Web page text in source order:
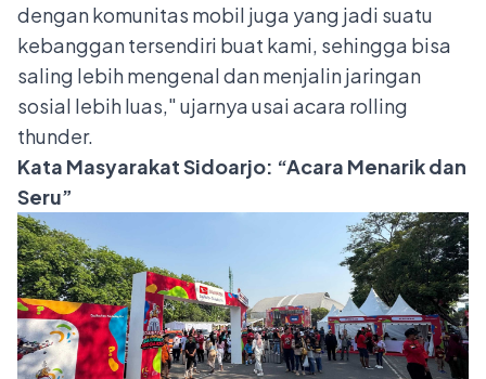
dengan komunitas mobil juga yang jadi suatu
kebanggan tersendiri buat kami, sehingga bisa
saling lebih mengenal dan menjalin jaringan
sosial lebih luas," ujarnya usai acara rolling
thunder.
Kata Masyarakat Sidoarjo: “Acara Menarik dan
Seru”